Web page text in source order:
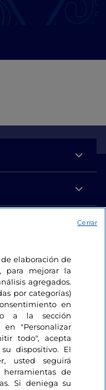
elaboración de
para mejorar la
agregados.
por categorías)
en
a la sección
"Personalizar
todo", acepta
dispositivo. El
usted seguirá
de
Si deniega su
Cerrar